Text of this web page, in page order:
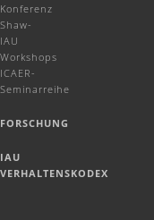
Konferenz
Shaw-
IAU
Workshops
ICAER-
Seminarreihe
FORSCHUNG
IAU
VERHALTENSKODEX